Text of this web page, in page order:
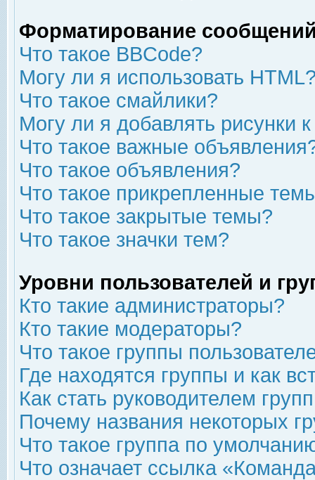
Форматирование
Что такое BBCode?
Могу ли я использовать
Что такое смайлики?
Могу ли я добавлять рисунки
Что такое важные
Что такое объявления?
Что такое прикрепленные
Что такое закрытые темы?
Что такое значки тем?
Уровни пользователей и
Кто такие администраторы?
Кто такие модераторы?
Что такое группы
Где находятся группы и как
Как стать руководителем
Почему названия некоторых
Что такое группа по
Что означает ссылка